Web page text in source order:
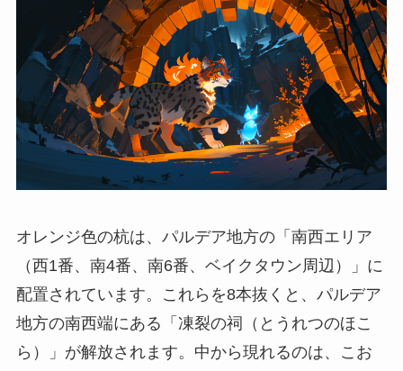
オレンジ色の杭は、パルデア地方の「南西エリア
（西1番、南4番、南6番、ベイクタウン周辺）」に
配置されています。これらを8本抜くと、パルデア
地方の南西端にある「凍裂の祠（とうれつのほこ
ら）」が解放されます。中から現れるのは、こお